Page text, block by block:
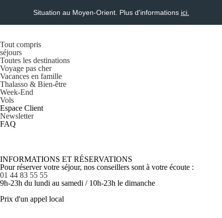
Situation au Moyen-Orient. Plus d'informations ici.
Tout compris
séjours
Toutes les destinations
Voyage pas cher
Vacances en famille
Thalasso & Bien-être
Week-End
Vols
Espace Client
Newsletter
FAQ
INFORMATIONS ET RÉSERVATIONS
Pour réserver votre séjour, nos conseillers sont à votre écoute :
01 44 83 55 55
9h-23h du lundi au samedi / 10h-23h le dimanche
Prix d'un appel local